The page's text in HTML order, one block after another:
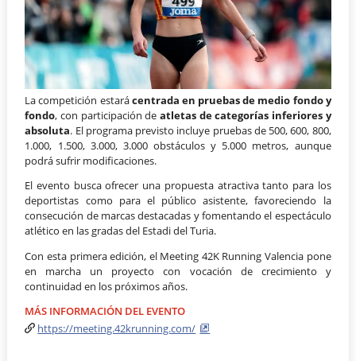
La competición estarácentrada en pruebas de medio fondo y
fondo, con participación de atletas de categorías inferiores y
absoluta. El programa previsto incluye pruebas de 500, 600, 800,
1.000, 1.500, 3.000, 3.000 obstáculos y 5.000 metros, aunque
podrá sufrir modificaciones.
El evento busca ofrecer una propuesta atractiva tanto para los
deportistas como para el público asistente, favoreciendo la
consecución de marcas destacadas y fomentando el espectáculo
atlético en las gradas del Estadi del Turia.
Con esta primera edición, el Meeting 42K Running Valencia pone
en marcha un proyecto con vocación de crecimiento y
continuidad en los próximos años.
MÁS INFORMACIÓN DEL EVENTO
https://meeting.42krunning.com/